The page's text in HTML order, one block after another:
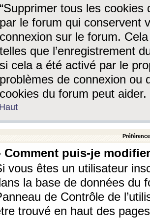
“Supprimer tous les cookies
par le forum qui conservent
connexion sur le forum.
telles que l’enregistrement
si cela a été activé par le
problèmes de connexion ou
cookies du forum peut aider.
Haut
Comment puis-je
vous êtes un utilisateur
la base de données du
de Contrôle de
trouvé en haut des